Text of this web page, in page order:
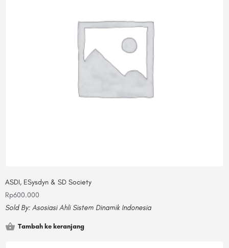
ASDI, ESysdyn & SD Society
Rp600.000
Sold By: Asosiasi Ahli Sistem Dinamik Indonesia
Tambah ke keranjang